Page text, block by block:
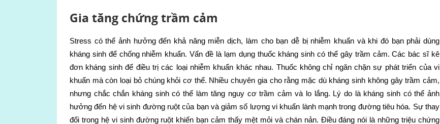
Gia tăng chứng trầm cảm
Stress có thể ảnh hưởng đến khả năng miễn dịch, làm cho bạn dễ bị nhiễm khuẩn và khi đó bạn phải dùng
kháng sinh để chống nhiễm khuẩn. Vấn đề là lạm dụng thuốc kháng sinh có thể gây trầm cảm. Các bác sĩ kê
đơn kháng sinh để điều trị các loại nhiễm khuẩn khác nhau. Thuốc không chỉ ngăn chặn sự phát triển của vi
khuẩn mà còn loại bỏ chúng khỏi cơ thể. Nhiều chuyên gia cho rằng mặc dù kháng sinh không gây trầm cảm,
nhưng chắc chắn kháng sinh có thể làm tăng nguy cơ trầm cảm và lo lắng. Lý do là kháng sinh có thể ảnh
hưởng đến hệ vi sinh đường ruột của bạn và giảm số lượng vi khuẩn lành mạnh trong đường tiêu hóa. Sự thay
đổi trong hệ vi sinh đường ruột khiến bạn cảm thấy mệt mỏi và chán nản. Điều đáng nói là những triệu chứng